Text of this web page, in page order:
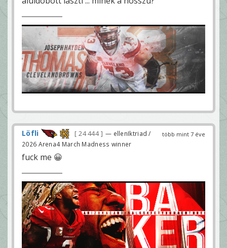
több mint 7 éve
Löfli 24 444
— ellenIktriad /
2026 Arena4 March Madness winner
fuck me 😀